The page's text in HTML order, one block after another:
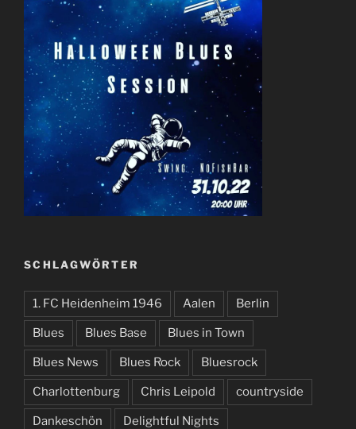
SCHLAGWÖRTER
1. FC Heidenheim 1946 Aalen Berlin
Blues Blues Base Blues in Town
Blues News Blues Rock Bluesrock
Charlottenburg Chris Leipold countryside
Dankeschön Delightful Nights